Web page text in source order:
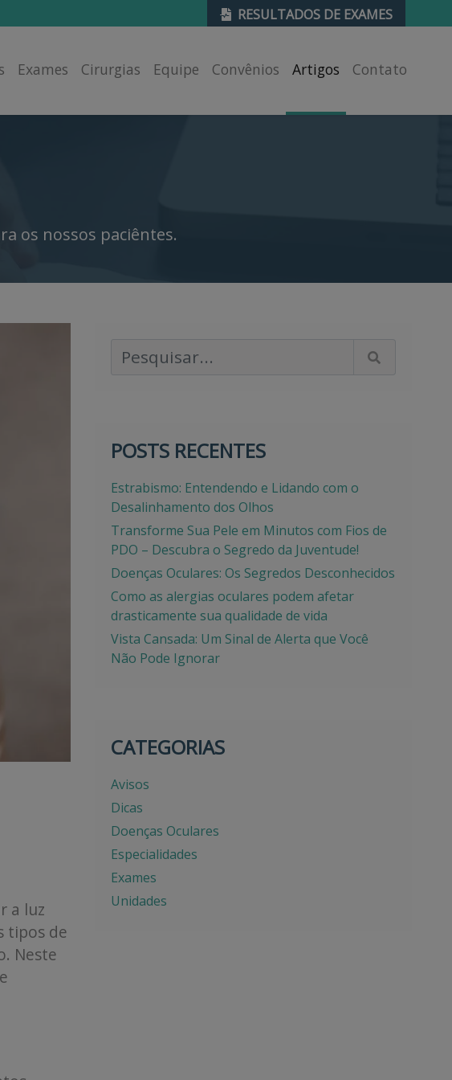
RESULTADOS DE EXAMES
Exames Cirurgias Equipe Convênios Artigos Contato
os nossos paciêntes.
a luz
tipos de
Neste
Pesquisar Artigos
POSTS RECENTES
Estrabismo: Entendendo e Lidando com o
Desalinhamento dos Olhos
Transforme Sua Pele em Minutos com Fios de
PDO – Descubra o Segredo da Juventude!
Doenças Oculares: Os Segredos Desconhecidos
Como as alergias oculares podem afetar
drasticamente sua qualidade de vida
Vista Cansada: Um Sinal de Alerta que Você
Não Pode Ignorar
CATEGORIAS
Avisos
Dicas
Doenças Oculares
Especialidades
Exames
Unidades